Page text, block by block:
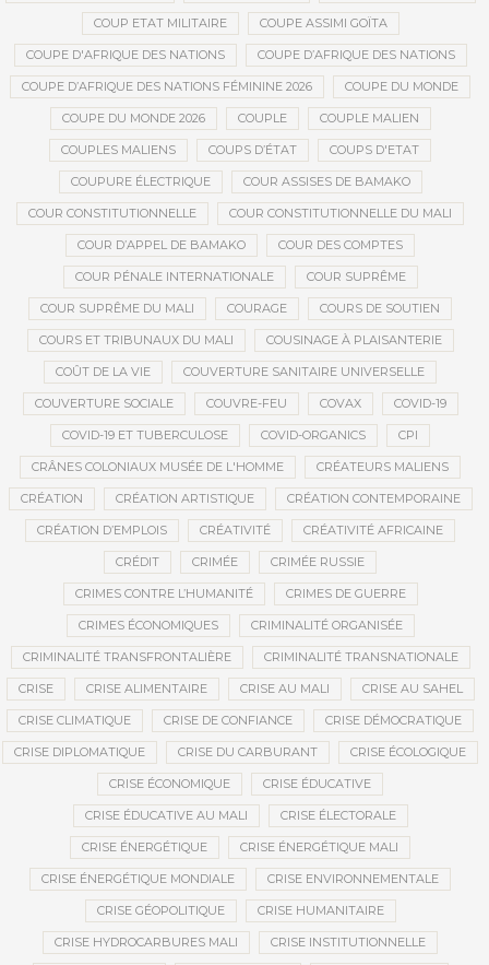
COUP ETAT MILITAIRE COUPE ASSIMI GOÏTA
COUPE D'AFRIQUE DES NATIONS COUPE D’AFRIQUE DES NATIONS
COUPE D’AFRIQUE DES NATIONS FÉMININE 2026 COUPE DU MONDE
COUPE DU MONDE 2026 COUPLE COUPLE MALIEN
COUPLES MALIENS COUPS D’ÉTAT COUPS D'ETAT
COUPURE ÉLECTRIQUE COUR ASSISES DE BAMAKO
COUR CONSTITUTIONNELLE COUR CONSTITUTIONNELLE DU MALI
COUR D’APPEL DE BAMAKO COUR DES COMPTES
COUR PÉNALE INTERNATIONALE COUR SUPRÊME
COUR SUPRÊME DU MALI COURAGE COURS DE SOUTIEN
COURS ET TRIBUNAUX DU MALI COUSINAGE À PLAISANTERIE
COÛT DE LA VIE COUVERTURE SANITAIRE UNIVERSELLE
COUVERTURE SOCIALE COUVRE-FEU COVAX COVID-19
COVID-19 ET TUBERCULOSE COVID-ORGANICS CPI
CRÂNES COLONIAUX MUSÉE DE L'HOMME CRÉATEURS MALIENS
CRÉATION CRÉATION ARTISTIQUE CRÉATION CONTEMPORAINE
CRÉATION D’EMPLOIS CRÉATIVITÉ CRÉATIVITÉ AFRICAINE
CRÉDIT CRIMÉE CRIMÉE RUSSIE
CRIMES CONTRE L’HUMANITÉ CRIMES DE GUERRE
CRIMES ÉCONOMIQUES CRIMINALITÉ ORGANISÉE
CRIMINALITÉ TRANSFRONTALIÈRE CRIMINALITÉ TRANSNATIONALE
CRISE CRISE ALIMENTAIRE CRISE AU MALI CRISE AU SAHEL
CRISE CLIMATIQUE CRISE DE CONFIANCE CRISE DÉMOCRATIQUE
CRISE DIPLOMATIQUE CRISE DU CARBURANT CRISE ÉCOLOGIQUE
CRISE ÉCONOMIQUE CRISE ÉDUCATIVE
CRISE ÉDUCATIVE AU MALI CRISE ÉLECTORALE
CRISE ÉNERGÉTIQUE CRISE ÉNERGÉTIQUE MALI
CRISE ÉNERGÉTIQUE MONDIALE CRISE ENVIRONNEMENTALE
CRISE GÉOPOLITIQUE CRISE HUMANITAIRE
CRISE HYDROCARBURES MALI CRISE INSTITUTIONNELLE